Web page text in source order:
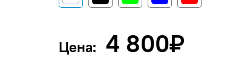
Цена: 4 800₽